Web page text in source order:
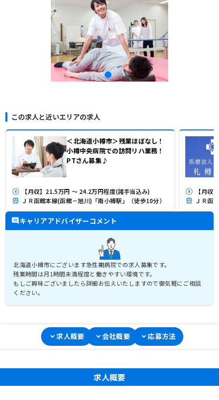
この求人と近いエリアの求人
＜北海道小樽市＞残業ほぼなし！
小樽中央病院での訪問リハ業務！
PTさん募集♪
【月収】21.5万円 ～ 24.2万円程度(諸手当込み)
ＪＲ函館本線(函館－旭川)「南小樽駅」（徒歩10分）
【月収
ＪＲ函
キャリアアドバイザーコメント
北海道小樽市にございます急性期病院での求人募集です。
残業時間は月1時間未満程度と働きやすい環境です。
もしご興味ございましたら詳細お伝えいたしますので御気軽にご相談
ください。
求人概要 会社概要 応募方法
求人概要